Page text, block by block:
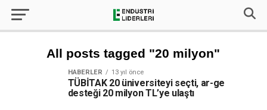
All posts tagged "20 milyon"
HABERLER 13 yıl önce
TÜBİTAK 20 üniversiteyi seçti, ar-ge
desteği 20 milyon TL’ye ulaştı